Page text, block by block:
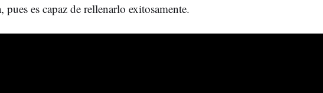
pues es capaz de rellenarlo exitosamente.